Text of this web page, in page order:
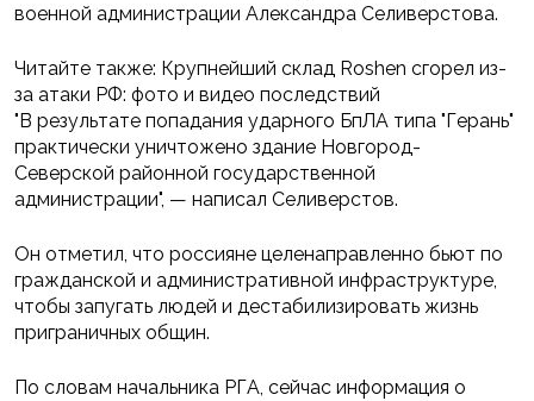
военной администрации Александра Селиверстова.
Читайте также: Крупнейший склад Roshen сгорел из-
за атаки РФ: фото и видео последствий
"В результате попадания ударного БпЛА типа "Герань"
практически уничтожено здание Новгород-
Северской районной государственной
администрации", — написал Селиверстов.
Он отметил, что россияне целенаправленно бьют по
гражданской и административной инфраструктуре,
чтобы запугать людей и дестабилизировать жизнь
приграничных общин.
По словам начальника РГА, сейчас информация о